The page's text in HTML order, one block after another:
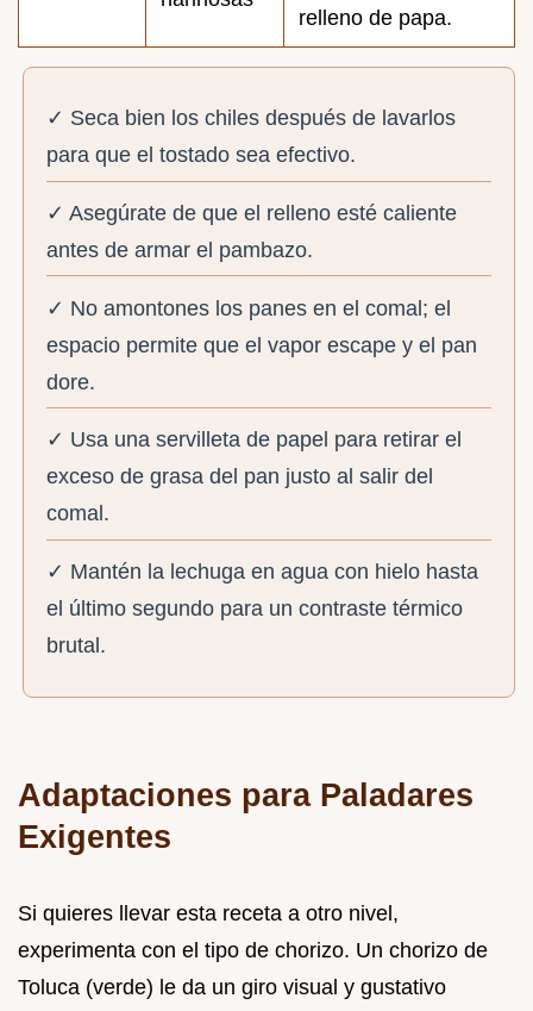
relleno de papa.
✓ Seca bien los chiles después de lavarlos
para que el tostado sea efectivo.
✓ Asegúrate de que el relleno esté caliente
antes de armar el pambazo.
✓ No amontones los panes en el comal; el
espacio permite que el vapor escape y el pan
dore.
✓ Usa una servilleta de papel para retirar el
exceso de grasa del pan justo al salir del
comal.
✓ Mantén la lechuga en agua con hielo hasta
el último segundo para un contraste térmico
brutal.
Adaptaciones para Paladares
Exigentes
Si quieres llevar esta receta a otro nivel,
experimenta con el tipo de chorizo. Un chorizo de
Toluca (verde) le da un giro visual y gustativo